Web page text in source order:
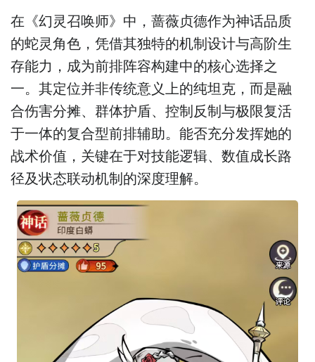
在《幻灵召唤师》中，蔷薇贞德作为神话品质
的蛇灵角色，凭借其独特的机制设计与高阶生
存能力，成为前排阵容构建中的核心选择之
一。其定位并非传统意义上的纯坦克，而是融
合伤害分摊、群体护盾、控制反制与极限复活
于一体的复合型前排辅助。能否充分发挥她的
战术价值，关键在于对技能逻辑、数值成长路
径及状态联动机制的深度理解。